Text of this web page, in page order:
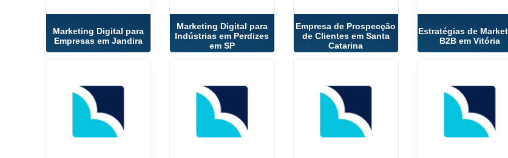
Marketing Digital para
Empresas em Jandira
Marketing Digital para
Indústrias em Perdizes
em SP
Empresa de Prospecção
de Clientes em Santa
Catarina
Estratégias de
B2B em Vitória